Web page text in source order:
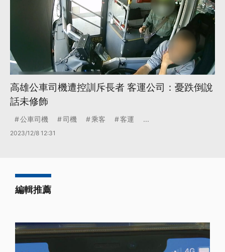
高雄公車司機遭控訓斥長者 客運公司：憂跌倒說
話未修飾
公車司機 司機 乘客 客運 ...
2023/12/8 12:31
編輯推薦